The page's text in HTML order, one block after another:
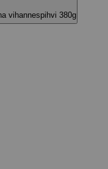
vihannespihvi 380g